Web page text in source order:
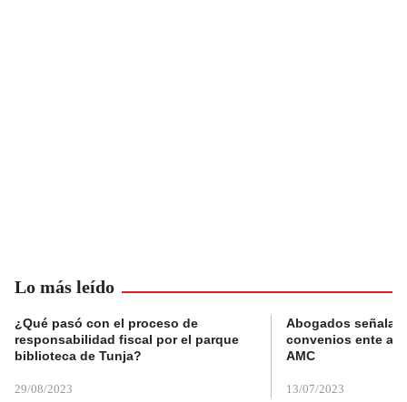
Lo más leído
¿Qué pasó con el proceso de
responsabilidad fiscal por el parque
biblioteca de Tunja?
29/08/2023
Abogados
convenios ente
AMC
13/07/2023